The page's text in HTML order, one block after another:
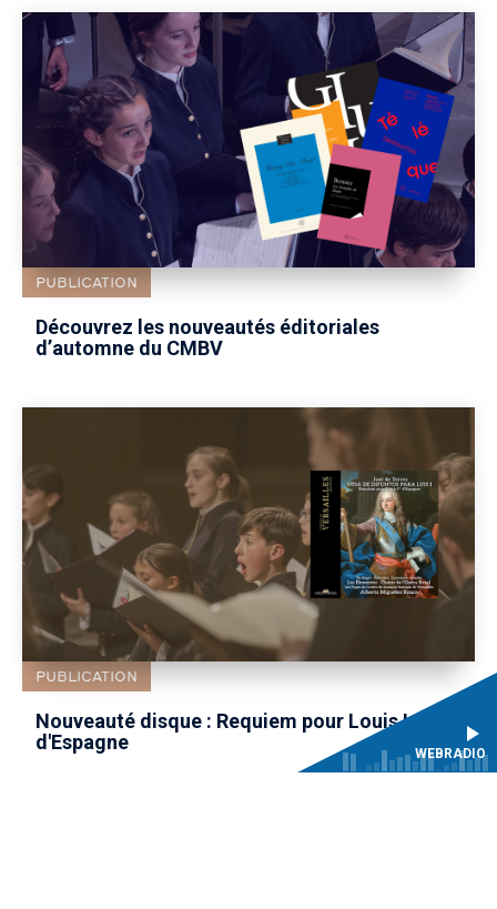
PUBLICATION
Découvrez les nouveautés éditoriales
d’automne du CMBV
PUBLICATION
Nouveauté disque : Requiem pour Louis Ier
d'Espagne
WEBRADIO